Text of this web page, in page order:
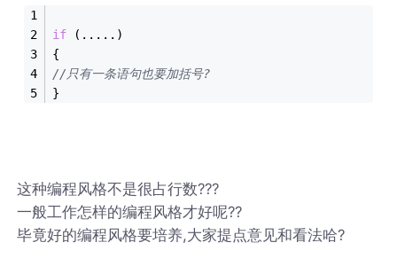
if (.....)
{
//只有一条语句也要加括号?
}
这种编程风格不是很占行数???
一般工作怎样的编程风格才好呢??
毕竟好的编程风格要培养,大家提点意见和看法哈?